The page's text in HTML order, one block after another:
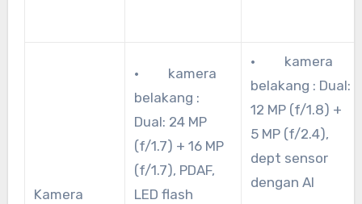
Kamera
· kamera
belakang :
Dual: 24 MP
(f/1.7) + 16 MP
(f/1.7), PDAF,
LED flash
· kamera
belakang : Dual:
12 MP (f/1.8) +
5 MP (f/2.4),
dept sensor
dengan AI